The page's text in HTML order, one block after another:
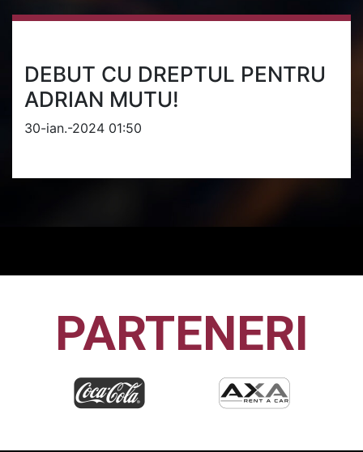
DEBUT CU DREPTUL PENTRU
ADRIAN MUTU!
30-ian.-2024 01:50
PARTENERI